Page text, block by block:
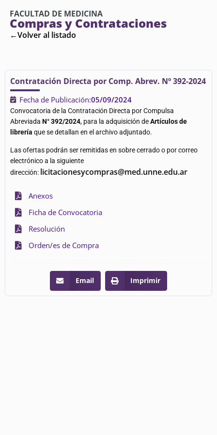
FACULTAD DE MEDICINA
Compras y Contrataciones
←Volver al listado
Contratación Directa por Comp. Abrev. Nº 392-2024
Fecha de Publicación:05/09/2024
Convocatoria de la Contratación Directa por Compulsa
Abreviada N° 392/2024, para la adquisición deArtículos de
librería que se detallan en el archivo adjuntado.
Las ofertas podrán ser remitidas en sobre cerrado o por correo
electrónico a la siguiente
dirección: licitacionesycompras@med.unne.edu.ar
Anexos
Ficha de Convocatoria
Resolución
Orden/es de Compra
Email Imprimir